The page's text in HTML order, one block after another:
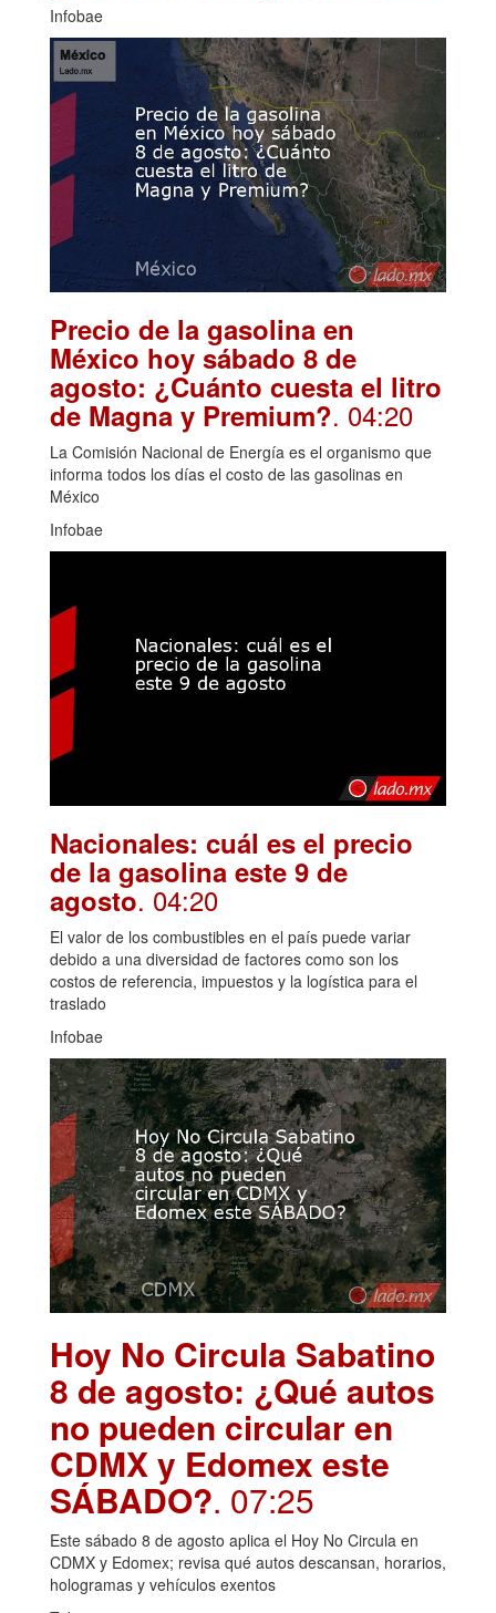
Infobae
Precio de la gasolina en
México hoy sábado 8 de
agosto: ¿Cuánto cuesta el litro
de Magna y Premium?. 04:20
La Comisión Nacional de Energía es el organismo que
informa todos los días el costo de las gasolinas en
México
Infobae
Nacionales: cuál es el precio
de la gasolina este 9 de
agosto. 04:20
El valor de los combustibles en el país puede variar
debido a una diversidad de factores como son los
costos de referencia, impuestos y la logística para el
traslado
Infobae
Hoy No Circula Sabatino
8 de agosto: ¿Qué autos
no pueden circular en
CDMX y Edomex este
SÁBADO?. 07:25
Este sábado 8 de agosto aplica el Hoy No Circula en
CDMX y Edomex; revisa qué autos descansan, horarios,
hologramas y vehículos exentos